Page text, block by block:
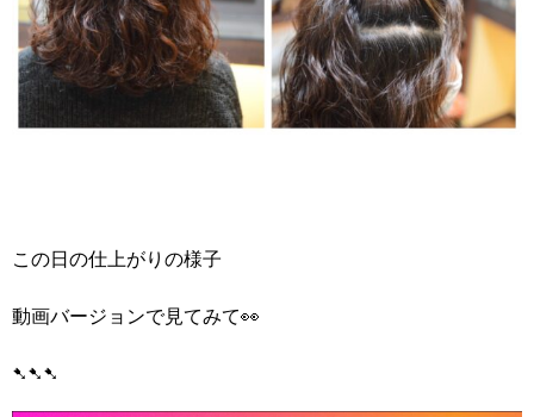
この日の仕上がりの様子
動画バージョンで見てみて👀
➷➷➷